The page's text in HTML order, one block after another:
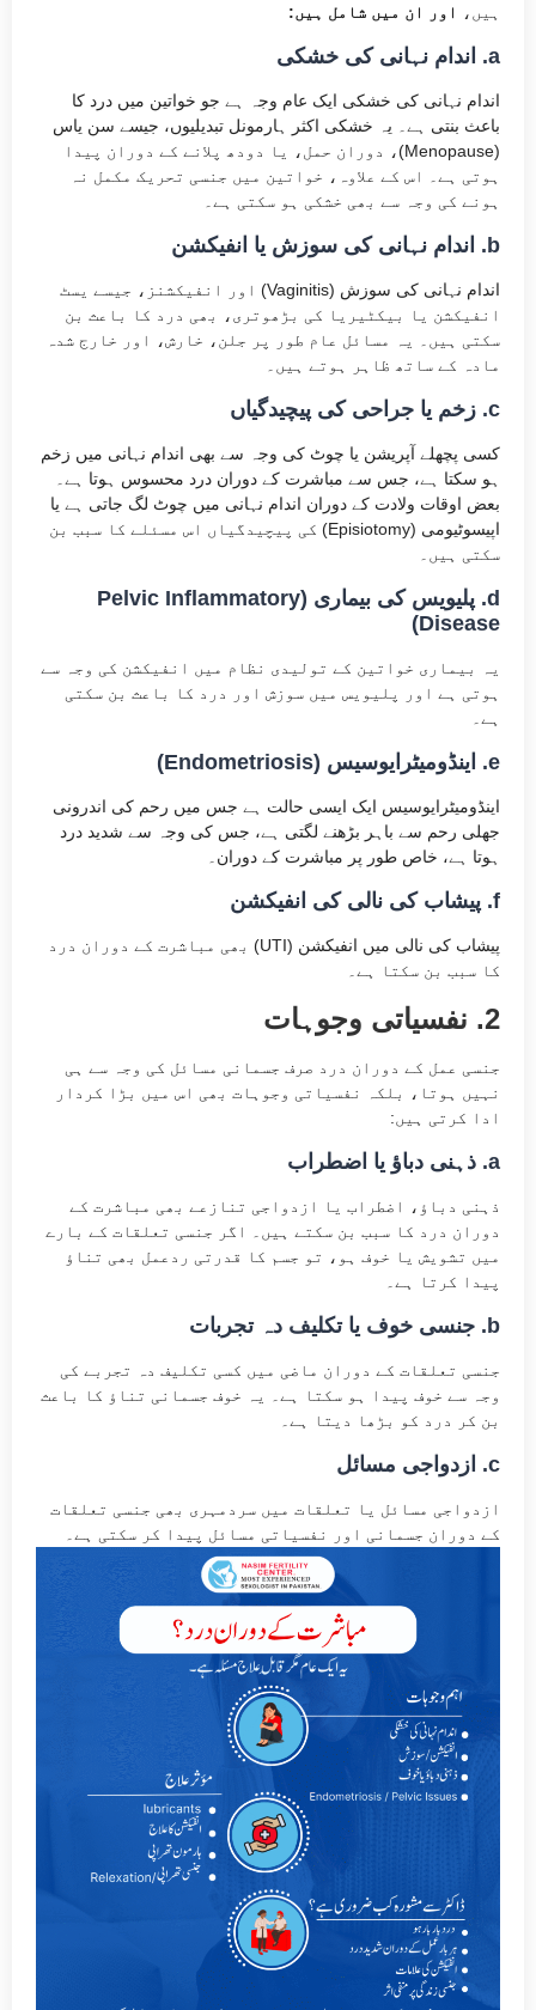
ہیں،
اور ان میں شامل ہیں:
a. اندام نہانی کی خشکی
اندام نہانی کی خشکی ایک عام وجہ ہے جو خواتین میں درد کا
باعث بنتی ہے۔ یہ خشکی اکثر ہارمونل تبدیلیوں، جیسے سن یاس
(Menopause)، دوران حمل، یا دودھ پلانے کے دوران پیدا
ہوتی ہے۔ اس کے علاوہ، خواتین میں جنسی تحریک مکمل نہ
ہونے کی وجہ سے بھی خشکی ہو سکتی ہے۔
b. اندام نہانی کی سوزش یا انفیکشن
اندام نہانی کی سوزش (Vaginitis) اور انفیکشنز، جیسے یسٹ
انفیکشن یا بیکٹیریا کی بڑھوتری، بھی درد کا باعث بن
سکتی ہیں۔ یہ مسائل عام طور پر جلن، خارش، اور خارج شدہ
مادہ کے ساتھ ظاہر ہوتے ہیں۔
c. زخم یا جراحی کی پیچیدگیاں
کسی پچھلے آپریشن یا چوٹ کی وجہ سے بھی اندام نہانی میں زخم
ہو سکتا ہے، جس سے مباشرت کے دوران درد محسوس ہوتا ہے۔
بعض اوقات ولادت کے دوران اندام نہانی میں چوٹ لگ جاتی ہے یا
اپیسوٹیومی (Episiotomy) کی پیچیدگیاں اس مسئلے کا سبب بن
سکتی ہیں۔
d. پلیویس کی بیماری (Pelvic Inflammatory
Disease)
یہ بیماری خواتین کے تولیدی نظام میں انفیکشن کی وجہ سے
ہوتی ہے اور پلیویس میں سوزش اور درد کا باعث بن سکتی
ہے۔
e. اینڈومیٹرایوسیس (Endometriosis)
اینڈومیٹرایوسیس ایک ایسی حالت ہے جس میں رحم کی اندرونی
جھلی رحم سے باہر بڑھنے لگتی ہے، جس کی وجہ سے شدید درد
ہوتا ہے، خاص طور پر مباشرت کے دوران۔
f. پیشاب کی نالی کی انفیکشن
پیشاب کی نالی میں انفیکشن (UTI) بھی مباشرت کے دوران درد
کا سبب بن سکتا ہے۔
2. نفسیاتی وجوہات
جنسی عمل کے دوران درد صرف جسمانی مسائل کی وجہ سے ہی
نہیں ہوتا، بلکہ نفسیاتی وجوہات بھی اس میں بڑا کردار
ادا کرتی ہیں:
a. ذہنی دباؤ یا اضطراب
ذہنی دباؤ، اضطراب یا ازدواجی تنازعے بھی مباشرت کے
دوران درد کا سبب بن سکتے ہیں۔ اگر جنسی تعلقات کے بارے
میں تشویش یا خوف ہو، تو جسم کا قدرتی ردعمل بھی تناؤ
پیدا کرتا ہے۔
b. جنسی خوف یا تکلیف دہ تجربات
جنسی تعلقات کے دوران ماضی میں کسی تکلیف دہ تجربے کی
وجہ سے خوف پیدا ہو سکتا ہے۔ یہ خوف جسمانی تناؤ کا باعث
بن کر درد کو بڑھا دیتا ہے۔
c. ازدواجی مسائل
ازدواجی مسائل یا تعلقات میں سردمہری بھی جنسی تعلقات
کے دوران جسمانی اور نفسیاتی مسائل پیدا کر سکتی ہے۔